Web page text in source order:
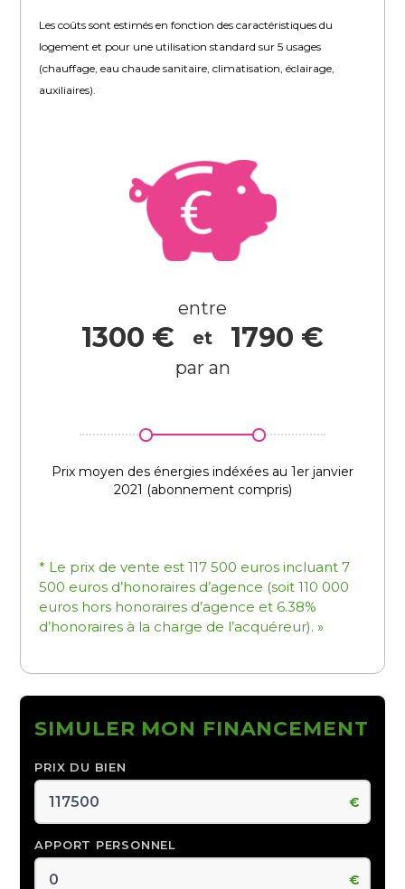
Les coûts sont estimés en fonction des caractéristiques du
logement et pour une utilisation standard sur 5 usages
(chauffage, eau chaude sanitaire, climatisation, éclairage,
auxiliaires).
entre
1300 € et 1790 €
par an
Prix moyen des énergies indéxées au 1er janvier
2021 (abonnement compris)
* Le prix de vente est 117 500 euros incluant 7
500 euros d’honoraires d’agence (soit 110 000
euros hors honoraires d’agence et 6.38%
d’honoraires à la charge de l’acquéreur). »
SIMULER MON FINANCEMENT
PRIX DU BIEN
€
APPORT PERSONNEL
€